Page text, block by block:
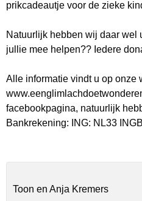
prikcadeautje voor de zieke
Natuurlijk hebben wij daar wel
jullie mee helpen?? Iedere
Alle informatie vindt u op onze
facebookpagina, natuurlijk
Bankrekening: ING: NL33
Toon en Anja Kremers